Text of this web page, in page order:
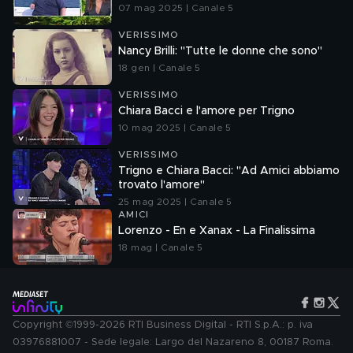
07 mag 2025 | Canale 5
VERISSIMO
Nancy Brilli: "Tutte le donne che sono"
18 gen | Canale 5
VERISSIMO
Chiara Bacci e l'amore per Trigno
10 mag 2025 | Canale 5
VERISSIMO
Trigno e Chiara Bacci: "Ad Amici abbiamo
trovato l'amore"
25 mag 2025 | Canale 5
AMICI
Lorenzo - En e Xanax - La Finalissima
18 mag | Canale 5
Copyright ©1999-2026 RTI Business Digital - RTI S.p.A.: p. iva
03976881007 - Sede legale: Largo del Nazareno 8, 00187 Roma.